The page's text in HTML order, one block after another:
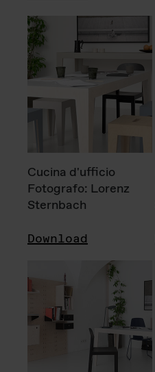
Cucina d'ufficio
Fotografo: Lorenz
Sternbach
Download